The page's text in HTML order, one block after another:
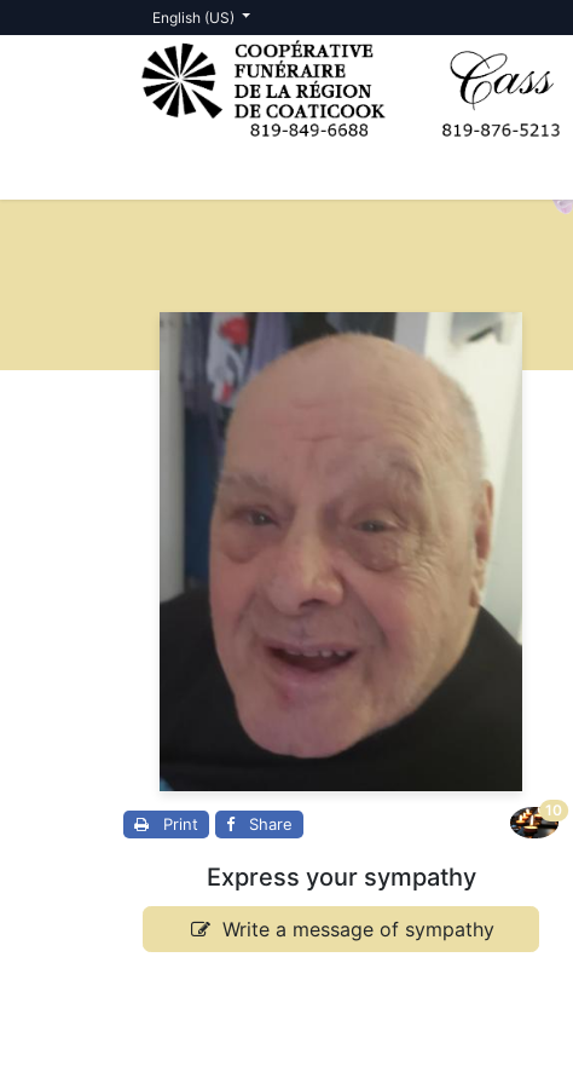
English (US)
Print Share
10
Express your sympathy
Write a message of sympathy